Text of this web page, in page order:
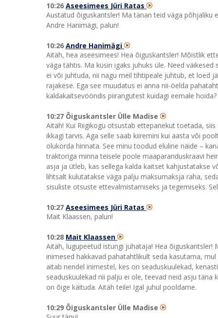
10:26 Aseesimees Jüri Ratas
Austatud õiguskantsler! Ma tänan teid väga põhjaliku
Andre Hanimägi, palun!
10:26 Andre Hanimägi
Aitäh, hea aseesimees! Hea õiguskantsler! Mõistlik
väga tähtis. Ma küsin igaks juhuks üle. Need
ei või juhtuda, nii nagu meil tihtipeale juhtub, et loed
rajakese. Ega see muudatus ei anna nii-öelda
kaldakaitsevööndis piirangutest kuidagi eemale
10:27 Õiguskantsler Ülle Madise
Aitäh! Kui Riigikogu otsustab ettepanekut toetada,
ikkagi tarvis. Aga selle saab kiiremini kui aasta või
olukorda hinnata. See minu toodud eluline näide –
traktoriga minna teisele poole maaparanduskraavi
asja ja ütleb, kas sellega kalda kaitset kahjustatakse
lihtsalt kulutatakse väga palju maksumaksja raha,
sisuliste otsuste ettevalmistamiseks ja tegemiseks.
10:27 Aseesimees Jüri Ratas
Mait Klaassen, palun!
10:28 Mait Klaassen
Aitäh, lugupeetud istungi juhataja! Hea
inimesed hakkavad pahatahtlikult seda kasutama,
aitab nendel inimestel, kes on seaduskuulekad,
seaduskuulekad nii palju ei ole, teevad neid asju
on õige käituda. Aitäh teile! Igal juhul pooldame.
10:29 Õiguskantsler Ülle Madise